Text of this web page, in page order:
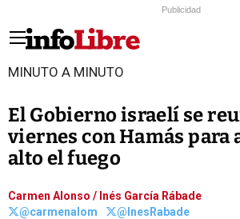
Publicidad
MINUTO A MINUTO
El Gobierno israelí se
viernes con Hamás para
alto el fuego
Carmen Alonso / Inés García Rábade
@carmenalom
@InesRabade